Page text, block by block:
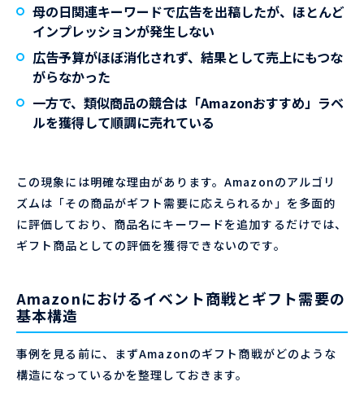
母の日関連キーワードで広告を出稿したが、ほとんど
インプレッションが発生しない
広告予算がほぼ消化されず、結果として売上にもつな
がらなかった
一方で、類似商品の競合は「Amazonおすすめ」ラベ
ルを獲得して順調に売れている
この現象には明確な理由があります。Amazonのアルゴリ
ズムは「その商品がギフト需要に応えられるか」を多面的
に評価しており、商品名にキーワードを追加するだけでは、
ギフト商品としての評価を獲得できないのです。
Amazonにおけるイベント商戦とギフト需要の
基本構造
事例を見る前に、まずAmazonのギフト商戦がどのような
構造になっているかを整理しておきます。